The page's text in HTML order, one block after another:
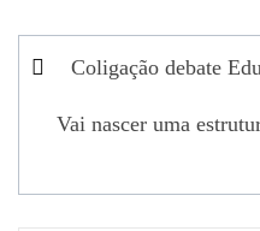
Navegação
artigos
Coligação debate
Vai nascer uma